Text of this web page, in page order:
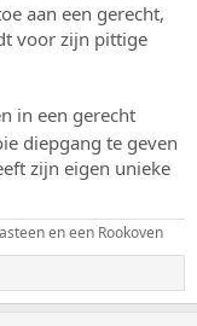
aan een gerecht,
voor zijn pittige
in een gerecht
diepgang te geven
zijn eigen unieke
en een Rookoven